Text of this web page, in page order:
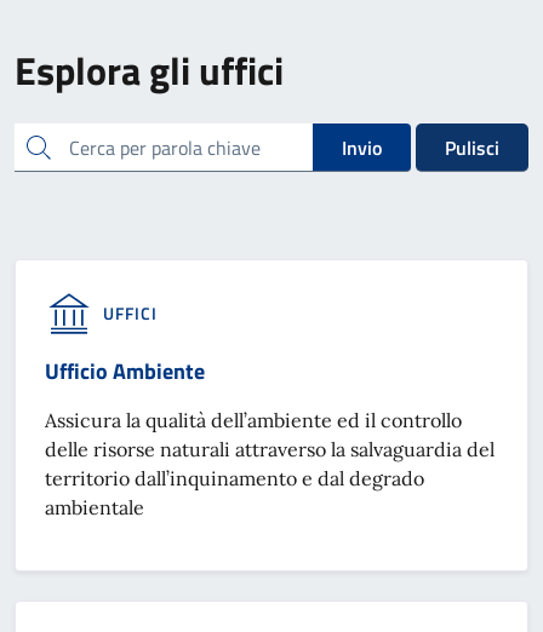
Esplora gli uffici
cerca Invio Pulisci
UFFICI
Ufficio Ambiente
Assicura la qualità dell’ambiente ed il controllo
delle risorse naturali attraverso la salvaguardia del
territorio dall’inquinamento e dal degrado
ambientale